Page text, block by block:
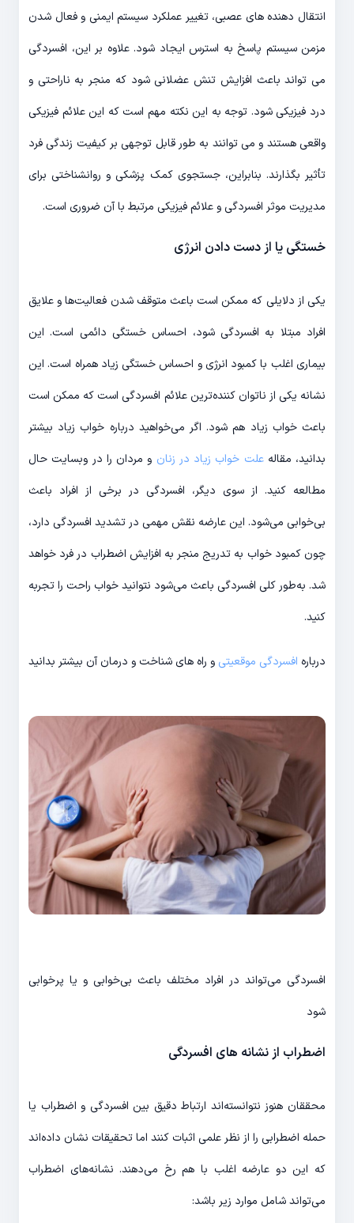
انتقال دهنده های عصبی، تغییر عملکرد سیستم ایمنی و فعال شدن
مزمن سیستم پاسخ به استرس ایجاد شود. علاوه بر این، افسردگی
می تواند باعث افزایش تنش عضلانی شود که منجر به ناراحتی و
درد فیزیکی شود. توجه به این نکته مهم است که این علائم فیزیکی
واقعی هستند و می توانند به طور قابل توجهی بر کیفیت زندگی فرد
تأثیر بگذارند. بنابراین، جستجوی کمک پزشکی و روانشناختی برای
مدیریت موثر افسردگی و علائم فیزیکی مرتبط با آن ضروری است.
خستگی یا از دست دادن انرژی
یکی از دلایلی که ممکن است باعث متوقف شدن فعالیت‌‎ها و علایق
افراد مبتلا به افسردگی شود، احساس خستگی دائمی است. این
بیماری اغلب با کمبود انرژی و احساس خستگی زیاد همراه است. این
نشانه یکی از ناتوان کننده‌‎ترین علائم افسردگی است که ممکن است
باعث خواب زیاد هم شود. اگر می‌‎خواهید درباره خواب زیاد بیشتر
بدانید، مقالهعلت خواب زیاد در زنان
و مردان را در وب‎سایت حال
مطالعه کنید. از سوی دیگر، افسردگی در برخی از افراد باعث
بی‌خوابی می‎‌شود. این عارضه نقش مهمی در تشدید افسردگی دارد،
چون کمبود خواب به تدریج منجر به افزایش اضطراب در فرد خواهد
شد. به‌طور کلی افسردگی باعث می‌شود نتوانید خواب راحت را تجربه
کنید.
درباره افسردگی موقعیتی و راه های شناخت و درمان آن بیشتر بدانید
افسردگی می‌‎تواند در افراد مختلف باعث بی‎‌خوابی و یا پر‎خوابی
شود
اضطراب از نشانه های افسردگی
محققان هنوز نتوانسته‌‎اند ارتباط دقیق بین افسردگی و اضطراب یا
حمله اضطرابی را از نظر علمی اثبات کنند اما تحقیقات نشان داده‌‎اند
که این دو عارضه اغلب با هم رخ می‌‎دهند. نشانه‎‌های اضطراب
می‎‌تواند شامل موارد زیر باشد: